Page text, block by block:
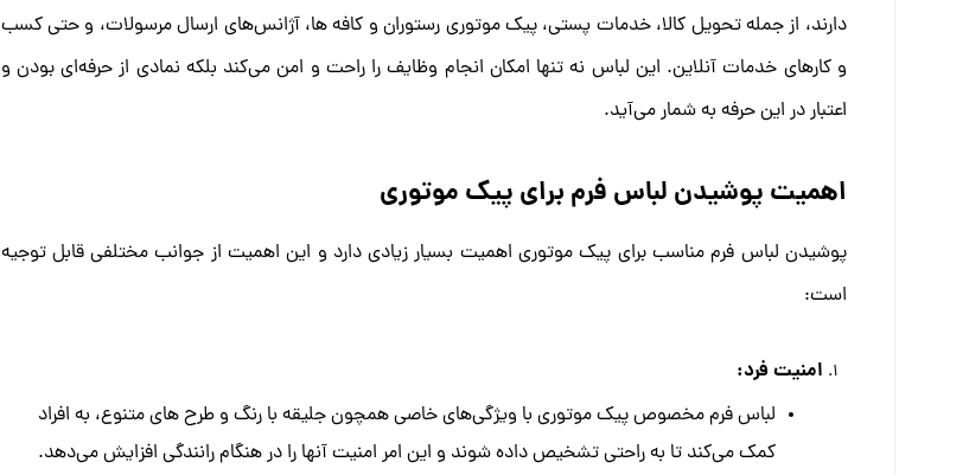
دارند، از جمله تحویل کالا، خدمات پستی، پیک موتوری رستوران و کافه ها، آژانس‌های ارسال مرسولات، و حتی کسب
و کارهای خدمات آنلاین. این لباس نه تنها امکان انجام وظایف را راحت و امن می‌کند بلکه نمادی از حرفه‌ای بودن و
اعتبار در این حرفه به شمار می‌آید.
اهمیت پوشیدن لباس فرم برای پیک موتوری
پوشیدن لباس فرم مناسب برای پیک موتوری اهمیت بسیار زیادی دارد و این اهمیت از جوانب مختلفی قابل توجیه
است:
امنیت فرد:
لباس فرم مخصوص پیک موتوری با ویژگی‌های خاصی همچون جلیقه با رنگ و طرح های متنوع، به افراد
کمک می‌کند تا به راحتی تشخیص داده شوند و این امر امنیت آنها را در هنگام رانندگی افزایش می‌دهد.